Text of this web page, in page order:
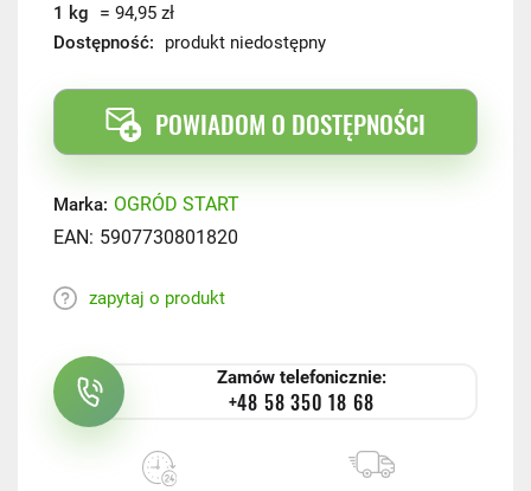
1 kg = 94,95 zł
Dostępność:
produkt niedostępny
POWIADOM O DOSTĘPNOŚCI
Marka: OGRÓD START
EAN: 5907730801820
zapytaj o produkt
Zamów telefonicznie:
+48 58 350 18 68